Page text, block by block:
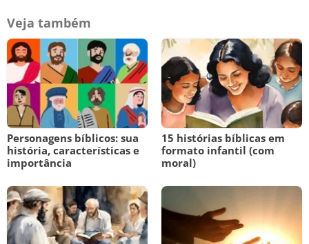
Veja também
Personagens bíblicos: sua
história, características e
importância
15 histórias bíblicas em
formato infantil (com
moral)